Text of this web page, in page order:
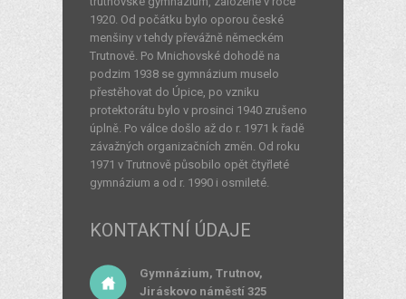
1920. Od počátku bylo oporou české
menšiny v tehdy převážně německém
Trutnově. Po Mnichovské dohodě na
podzim 1938 se gymnázium muselo
přestěhovat do Úpice, po vzniku
protektorátu bylo v prosinci 1940 zrušeno
úplně. Po válce došlo až do r. 1971 k řadě
závažných organizačních změn. Od roku
1971 v Trutnově působilo opět čtyřleté
gymnázium a od r. 1990 i osmileté.
KONTAKTNÍ ÚDAJE
Gymnázium, Trutnov,
Jiráskovo náměstí 325